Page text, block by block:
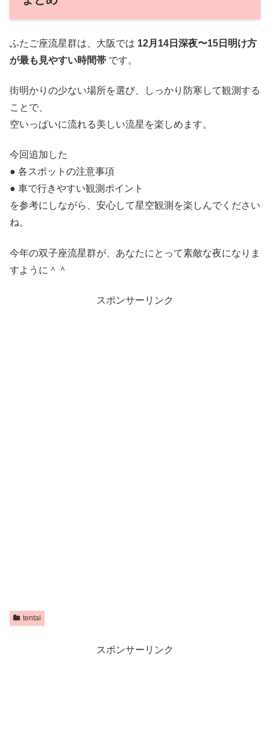
ふたご座流星群は、大阪では 12月14日深夜〜15日明け方
が最も見やすい時間帯 です。
街明かりの少ない場所を選び、しっかり防寒して観測する
ことで、
空いっぱいに流れる美しい流星を楽しめます。
今回追加した
● 各スポットの注意事項
● 車で行きやすい観測ポイント
を参考にしながら、安心して星空観測を楽しんでください
ね。
今年の双子座流星群が、あなたにとって素敵な夜になりま
すように＾＾
スポンサーリンク
tentai
スポンサーリンク